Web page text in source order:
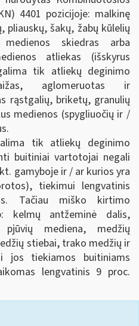
4401 pozicijoje: malkinę
pliauskų, šakų, žabų kūlelių
skiedras arba
atliekas (išskyrus
tik atliekų deginimo
aglomeruotas ir
rąstgalių, briketų, granulių
medienos (spygliuočių ir /
tik atliekų deginimo
buitiniai vartotojai negali
gamyboje ir / ar kurios yra
tiekimui lengvatinis
Tačiau miško kirtimo
kelmų antžeminė dalis,
pjūvių mediena, medžių
stiebai, trako medžių ir
tiekiamos buitiniams
lengvatinis 9 proc.